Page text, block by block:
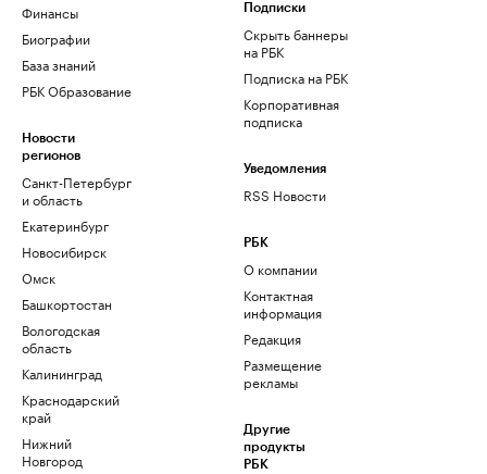
Финансы
Биографии
База знаний
РБК Образование
Новости
регионов
Санкт-Петербург
и область
Екатеринбург
Новосибирск
Омск
Башкортостан
Вологодская
область
Калининград
Краснодарский
край
Нижний
Новгород
Подписки
Скрыть баннеры
на РБК
Подписка на РБК
Корпоративная
подписка
Уведомления
RSS Новости
РБК
О компании
Контактная
информация
Редакция
Размещение
рекламы
Другие
продукты
РБК